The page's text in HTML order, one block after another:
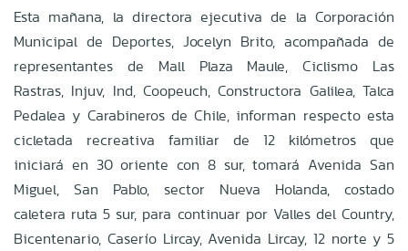
Esta mañana, la directora ejecutiva de la Corporación
Municipal de Deportes, Jocelyn Brito, acompañada de
representantes de Mall Plaza Maule, Ciclismo Las
Rastras, Injuv, Ind, Coopeuch, Constructora Galilea, Talca
Pedalea y Carabineros de Chile, informan respecto esta
cicletada recreativa familiar de 12 kilómetros que
iniciará en 30 oriente con 8 sur, tomará Avenida San
Miguel, San Pablo, sector Nueva Holanda, costado
caletera ruta 5 sur, para continuar por Valles del Country,
Bicentenario, Caserío Lircay, Avenida Lircay, 12 norte y 5